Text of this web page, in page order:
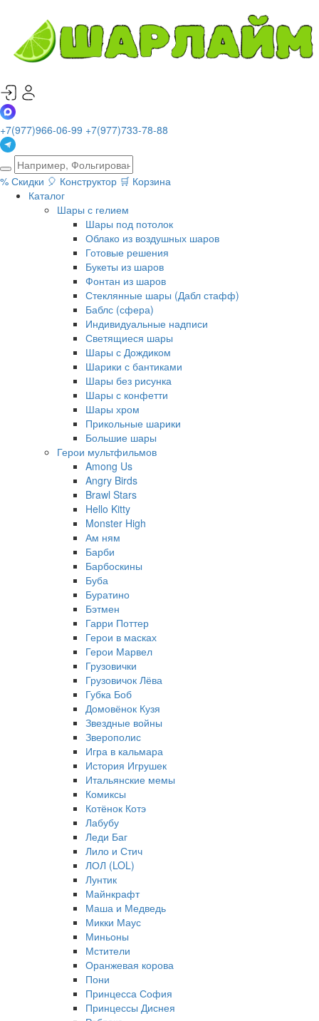
+7(977)966-06-99 +7(977)733-78-88
% Скидки 🎈 Конструктор 🛒 Корзина
Каталог
Шары с гелием
Шары под потолок
Облако из воздушных шаров
Готовые решения
Букеты из шаров
Фонтан из шаров
Стеклянные шары (Дабл стафф)
Баблс (сфера)
Индивидуальные надписи
Светящиеся шары
Шары с Дождиком
Шарики с бантиками
Шары без рисунка
Шары с конфетти
Шары хром
Прикольные шарики
Большие шары
Герои мультфильмов
Among Us
Angry Birds
Brawl Stars
Hello Kitty
Monster High
Ам ням
Барби
Барбоскины
Буба
Буратино
Бэтмен
Гарри Поттер
Герои в масках
Герои Марвел
Грузовички
Грузовичок Лёва
Губка Боб
Домовёнок Кузя
Звездные войны
Зверополис
Игра в кальмара
История Игрушек
Итальянские мемы
Комиксы
Котёнок Котэ
Лабубу
Леди Баг
Лило и Стич
ЛОЛ (LOL)
Лунтик
Майнкрафт
Маша и Медведь
Микки Маус
Миньоны
Мстители
Оранжевая корова
Пони
Принцесса София
Принцессы Диснея